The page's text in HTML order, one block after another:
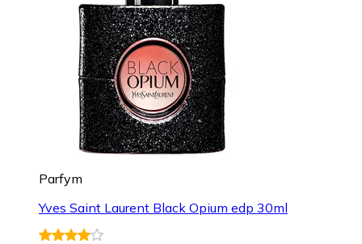
Parfym
Yves Saint Laurent Black Opium edp 30ml